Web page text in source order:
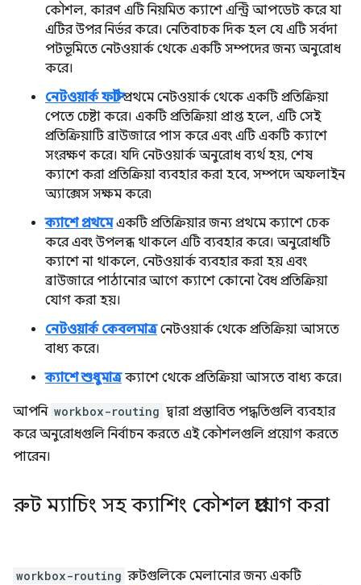
কৌশল, কারণ এটি নিয়মিত ক্যাশে এন্ট্রি আপডেট করে যা
এটির উপর নির্ভর করে। নেতিবাচক দিক হল যে এটি সর্বদা
পটভূমিতে নেটওয়ার্ক থেকে একটি সম্পদের জন্য অনুরোধ
করে।
নেটওয়ার্ক ফার্স্টপ্রথমে নেটওয়ার্ক থেকে একটি প্রতিক্রিয়া
পেতে চেষ্টা করে। একটি প্রতিক্রিয়া প্রাপ্ত হলে, এটি সেই
প্রতিক্রিয়াটি ব্রাউজারে পাস করে এবং এটি একটি ক্যাশে
সংরক্ষণ করে। যদি নেটওয়ার্ক অনুরোধ ব্যর্থ হয়, শেষ
ক্যাশে করা প্রতিক্রিয়া ব্যবহার করা হবে, সম্পদে অফলাইন
অ্যাক্সেস সক্ষম করে৷
ক্যাশে প্রথমেএকটি প্রতিক্রিয়ার জন্য প্রথমে ক্যাশে চেক
করে এবং উপলব্ধ থাকলে এটি ব্যবহার করে। অনুরোধটি
ক্যাশে না থাকলে, নেটওয়ার্ক ব্যবহার করা হয় এবং
ব্রাউজারে পাঠানোর আগে ক্যাশে কোনো বৈধ প্রতিক্রিয়া
যোগ করা হয়।
নেটওয়ার্ক কেবলমাত্রনেটওয়ার্ক থেকে প্রতিক্রিয়া আসতে
বাধ্য করে।
ক্যাশে শুধুমাত্রক্যাশে থেকে প্রতিক্রিয়া আসতে বাধ্য করে।
আপনি workbox-routing দ্বারা প্রস্তাবিত পদ্ধতিগুলি ব্যবহার
করে অনুরোধগুলি নির্বাচন করতে এই কৌশলগুলি প্রয়োগ করতে
পারেন।
রুট ম্যাচিং সহ ক্যাশিং কৌশল প্রয়োগ করা
workbox-routing রুটগুলিকে মেলানোর জন্য একটি